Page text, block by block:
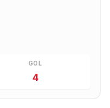
GOL
4